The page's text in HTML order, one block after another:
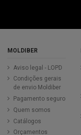
MOLDIBER
Aviso legal - LOPD
Condições gerais
de envio Moldiber
Pagamento seguro
Quem somos
Catálogos
Orçamentos